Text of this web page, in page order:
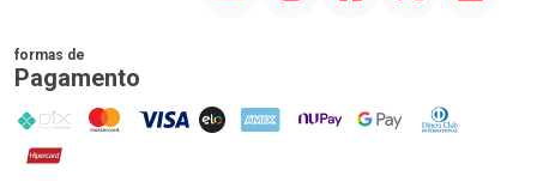
formas de
Pagamento
PIX MasterCard
VISA ELO AMEX NuPay Google PayDiners Club
Hipercard